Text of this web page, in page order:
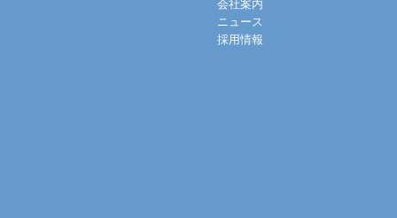
会社案内
ニュース
採用情報